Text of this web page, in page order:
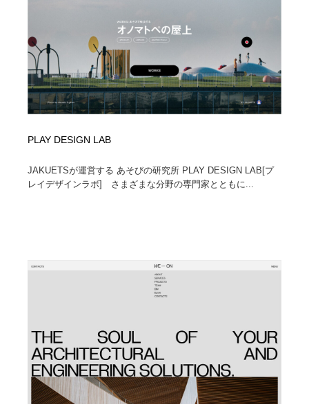
PLAY DESIGN LAB
JAKUETSが運営する あそびの研究所 PLAY DESIGN LAB[プ
レイデザインラボ] さまざまな分野の専門家とともに...